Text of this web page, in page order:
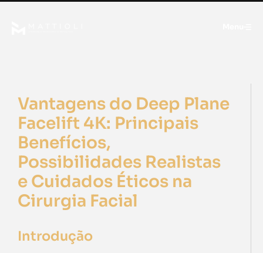
Vantagens do Deep Plane
Facelift 4K: Principais
Benefícios,
Possibilidades Realistas
e Cuidados Éticos na
Cirurgia Facial
Introdução